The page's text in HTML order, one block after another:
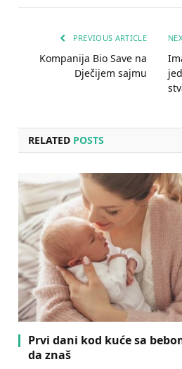
PREVIOUS ARTICLE
Kompanija Bio Save na
Dječijem sajmu
RELATED POSTS
Prvi dani kod kuće sa
da znaš